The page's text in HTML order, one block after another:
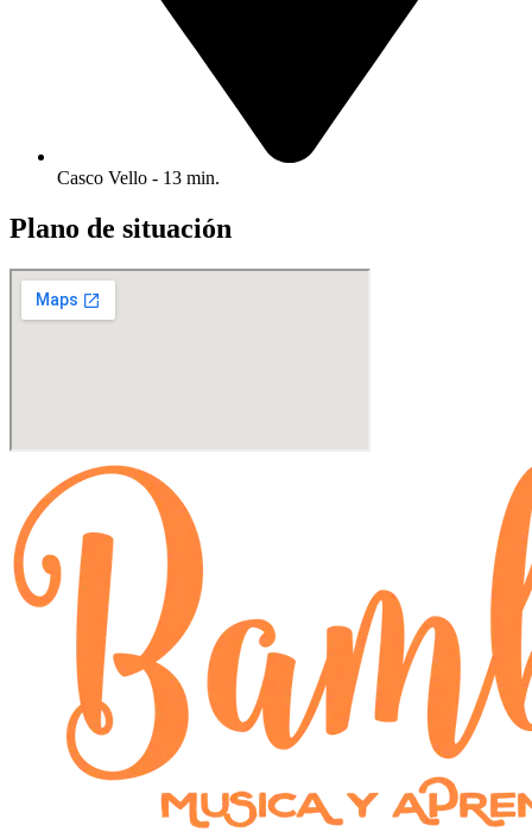
Casco Vello - 13 min.
Plano de situación